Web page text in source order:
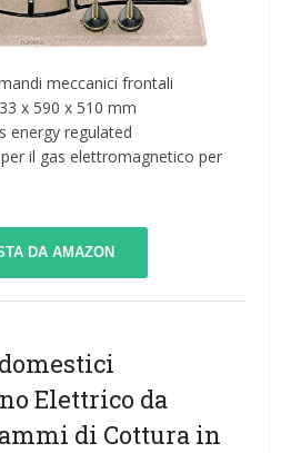
meccanici frontali
x 590 x 510 mm
energy regulated
il gas elettromagnetico per
DA AMAZON
Elettrico da
di Cottura in